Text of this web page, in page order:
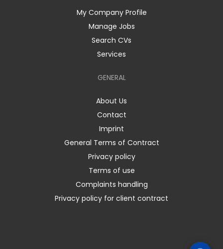
My Company Profile
Manage Jobs
Search CVs
Services
GENERAL
About Us
Contact
Imprint
General Terms of Contract
Privacy policy
Terms of use
Complaints handling
Privacy policy for client contract